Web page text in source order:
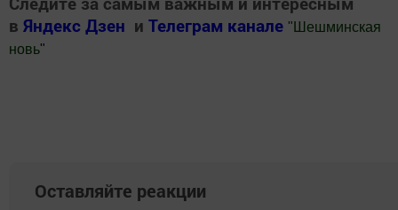
в Яндекс Дзен и Телеграм канале " Шешминская
новь"
Оставляйте реакции